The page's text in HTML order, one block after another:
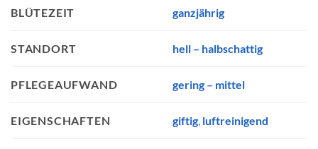
BLÜTEZEIT ganzjährig
STANDORT hell – halbschattig
PFLEGEAUFWAND gering – mittel
EIGENSCHAFTEN giftig, luftreinigend